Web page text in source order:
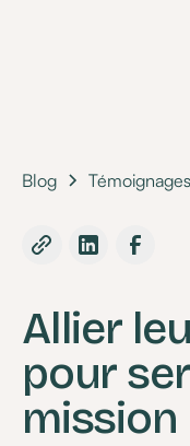
Blog Témoignages
Allier
pour
mission